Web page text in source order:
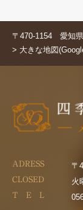
〒470-1154 愛知
> 大きな地図
ADRESS 〒
CLOSED 火
T E L